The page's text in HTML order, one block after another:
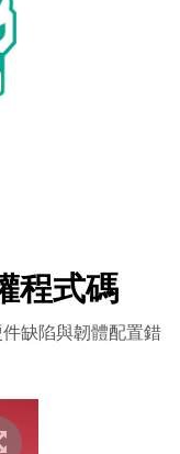
程式碼
缺陷與韌體配置錯